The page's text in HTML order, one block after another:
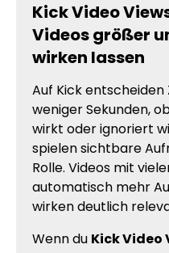
Kick Video
Videos größer
wirken lassen
Auf Kick
weniger Sekunden,
wirkt oder ignoriert
spielen sichtbare
Rolle. Videos mit
automatisch mehr
wirken deutlich
Wenn du Kick Video